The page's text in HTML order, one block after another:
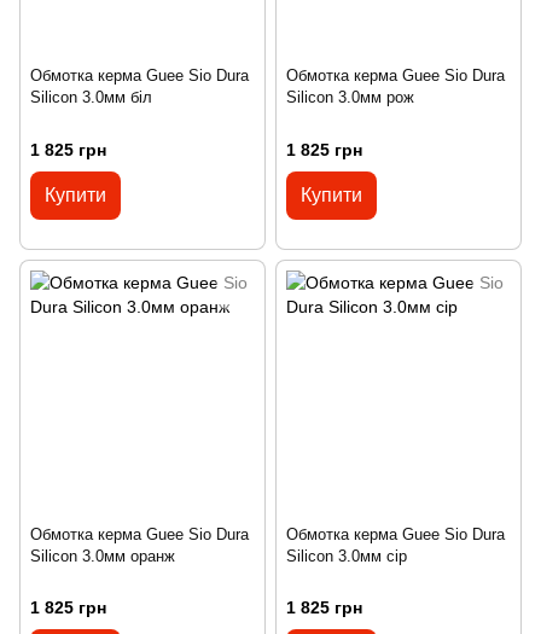
Обмотка керма Guee Sio Dura
Silicon 3.0мм біл
1 825 грн
Купити
Обмотка керма Guee Sio Dura
Silicon 3.0мм рож
1 825 грн
Купити
Обмотка керма Guee Sio Dura
Silicon 3.0мм оранж
1 825 грн
Обмотка керма Guee Sio Dura
Silicon 3.0мм сір
1 825 грн